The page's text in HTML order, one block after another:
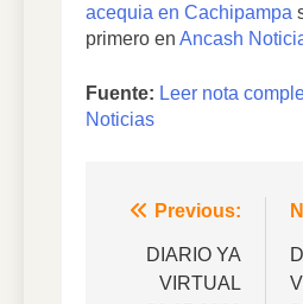
acequia en Cachipampa
primero en Ancash
Fuente: Leer nota
Noticias
Navegación
Previous:
DIARIO YA
VIRTUAL